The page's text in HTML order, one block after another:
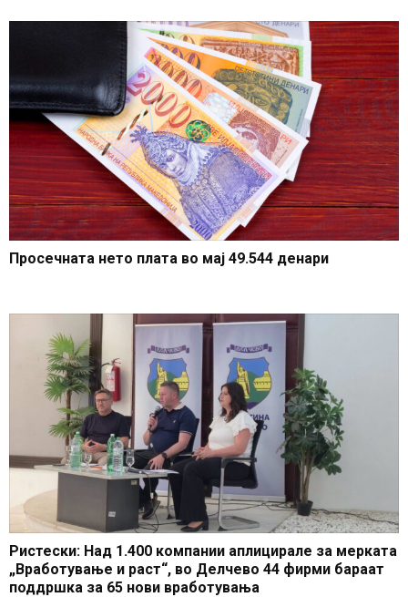
Просечната нето плата во мај 49.544 денари
Ристески: Над 1.400 компании аплицирале за мерката
„Вработување и раст“, во Делчево 44 фирми бараат
поддршка за 65 нови вработувања